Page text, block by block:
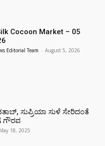
Cocoon Market – 05
Editorial Team - August 5, 2026
ಸುಪ್ರಿಯಾ ಸುಳೆ ಸೇರಿದಂತೆ
ಗೌರವ
May 18, 2025